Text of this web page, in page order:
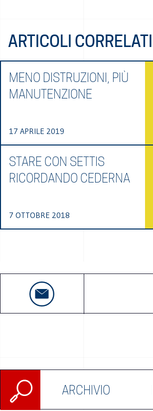
ARCHIVIO
ARTICOLI CORRELATI
MENO DISTRUZIONI, PIÙ
MANUTENZIONE
17 APRILE 2019
STARE CON SETTIS
RICORDANDO CEDERNA
7 OTTOBRE 2018